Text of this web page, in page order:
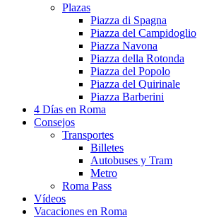
Plazas
Piazza di Spagna
Piazza del Campidoglio
Piazza Navona
Piazza della Rotonda
Piazza del Popolo
Piazza del Quirinale
Piazza Barberini
4 Días en Roma
Consejos
Transportes
Billetes
Autobuses y Tram
Metro
Roma Pass
Vídeos
Vacaciones en Roma